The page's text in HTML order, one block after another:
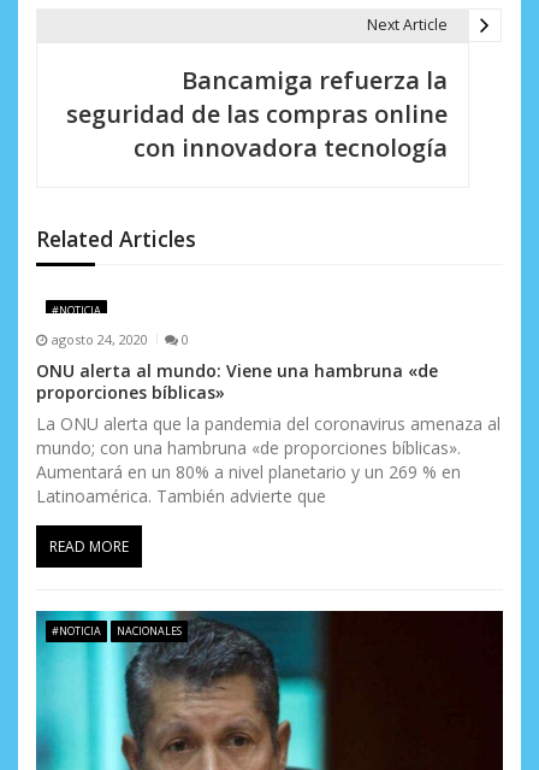
n
d
e
e
n
t
r
a
d
a
s
Next Article
Bancamiga refuerza la
seguridad de las compras online
con innovadora tecnología
Related Articles
#NOTICIA
agosto 24, 2020 0
ONU alerta al mundo: Viene una hambruna «de
proporciones bíblicas»
La ONU alerta que la pandemia del coronavirus amenaza al
mundo; con una hambruna «de proporciones bíblicas».
Aumentará en un 80% a nivel planetario y un 269 % en
Latinoamérica. También advierte que
READ MORE
#NOTICIA NACIONALES